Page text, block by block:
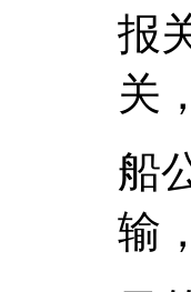
报
关
船
输